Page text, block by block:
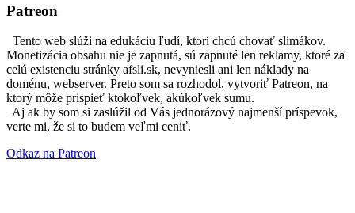
Patreon
Tento web slúži na edukáciu ľudí, ktorí chcú chovať slimákov.
Monetizácia obsahu nie je zapnutá, sú zapnuté len reklamy, ktoré za
celú existenciu stránky afsli.sk, nevyniesli ani len náklady na
doménu, webserver. Preto som sa rozhodol, vytvoriť Patreon, na
ktorý môže prispieť ktokoľvek, akúkoľvek sumu.
Aj ak by som si zaslúžil od Vás jednorázový najmenší príspevok,
verte mi, že si to budem veľmi ceniť.
Odkaz na Patreon